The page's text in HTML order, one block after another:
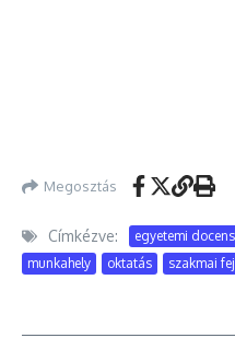
Megosztás
Címkézve: egyetemi docens
munkahely
oktatás szakmai